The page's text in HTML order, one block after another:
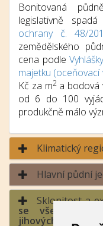
Bonitovaná
legislativně
ochrany č. 48/
zemědělského
cena podle
majetku (oceňovací
Kč za m2a bodová
od 6 do 100
produkčně málo
Klimatický
Hlavní půdní
Sklonitost a
se
jihovýchod),